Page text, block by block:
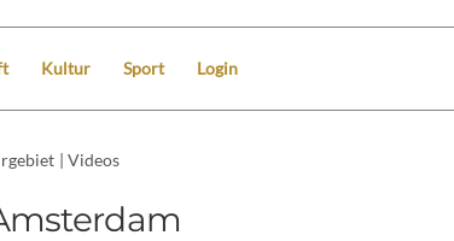
Kultur Sport Login
| Videos